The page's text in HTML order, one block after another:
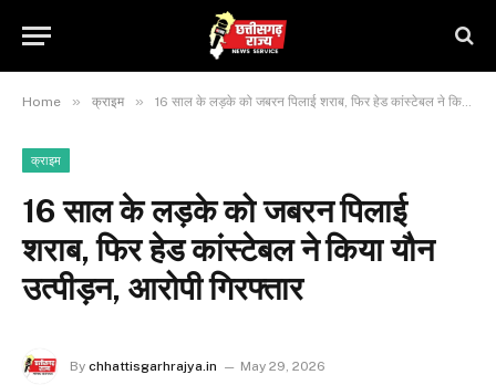
Home » क्राइम » 16 साल के लड़के को जबरन पिलाई शराब, फिर हेड कांस्टेबल ने किया यौन उत्पीड़न, आरोपी गिरफ्तार
क्राइम
16 साल के लड़के को जबरन पिलाई
शराब, फिर हेड कांस्टेबल ने किया यौन
उत्पीड़न, आरोपी गिरफ्तार
By chhattisgarhrajya.in May 29, 2026